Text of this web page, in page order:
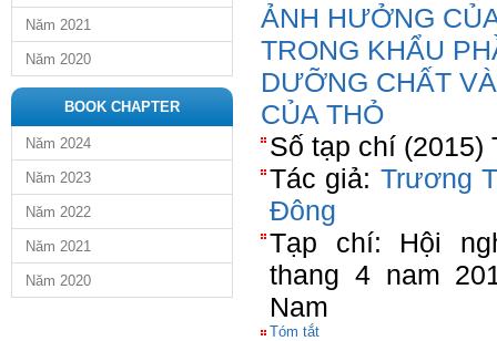
Năm 2021
Năm 2020
BOOK CHAPTER
Năm 2024
Năm 2023
Năm 2022
Năm 2021
Năm 2020
ẢNH HƯỞNG
TRONG KHẨU
DƯỠNG CHẤT
CỦA THỎ
Số tạp chí (2015)
Tác giả: Trương
Đông
Tạp chí: Hội
thang 4 nam
Nam
Tóm tắt